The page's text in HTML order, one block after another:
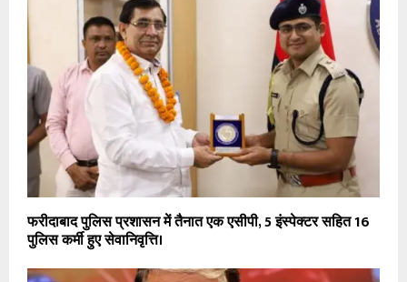
फरीदाबाद पुलिस प्रशासन में तैनात एक एसीपी, 5 इंस्पेक्टर सहित 16
पुलिस कर्मी हुए सेवानिवृत्ति।